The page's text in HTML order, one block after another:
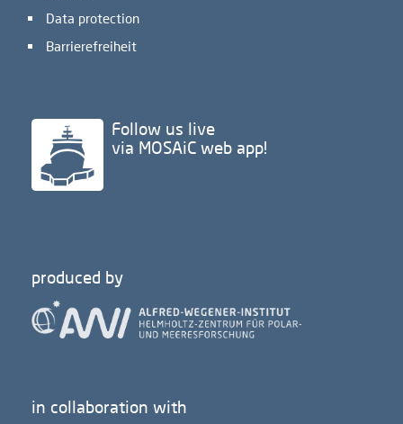
Data protection
Barrierefreiheit
Follow us live
via MOSAiC web app!
produced by
in collaboration with